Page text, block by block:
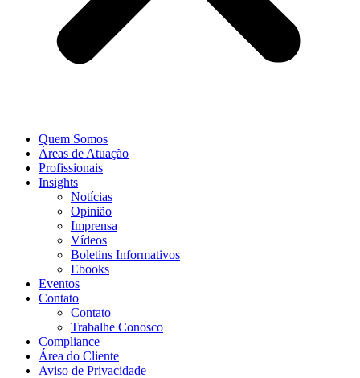
Quem Somos
Áreas de Atuação
Profissionais
Insights
Notícias
Opinião
Imprensa
Vídeos
Boletins Informativos
Ebooks
Eventos
Contato
Contato
Trabalhe Conosco
Compliance
Área do Cliente
Aviso de Privacidade